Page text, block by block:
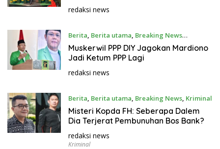
redaksi news
Berita, Berita utama, Breaking News
September 14, 2025
Muskerwil PPP DIY Jagokan Mardiono
Jadi Ketum PPP Lagi
redaksi news
Berita, Berita utama, Breaking News, Kriminal
September 14, 2025
Misteri Kopda FH: Seberapa Dalem
Dia Terjerat Pembunuhan Bos Bank?
redaksi news
Kriminal